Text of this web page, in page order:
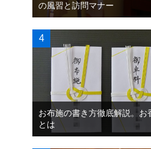
の風習と訪問マナー
お布施の書き方徹底解説。お
とは